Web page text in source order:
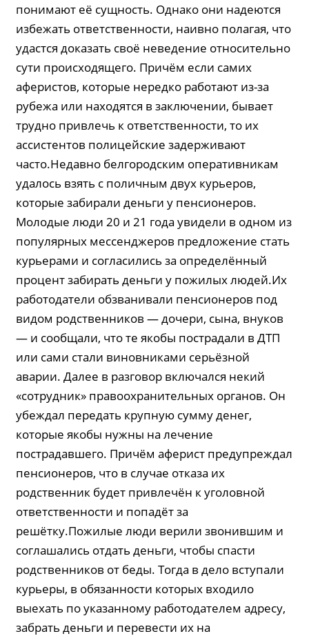
понимают её сущность. Однако они надеются
избежать ответственности, наивно полагая, что
удастся доказать своё неведение относительно
сути происходящего. Причём если самих
аферистов, которые нередко работают из-за
рубежа или находятся в заключении, бывает
трудно привлечь к ответственности, то их
ассистентов полицейские задерживают
часто.Недавно белгородским оперативникам
удалось взять с поличным двух курьеров,
которые забирали деньги у пенсионеров.
Молодые люди 20 и 21 года увидели в одном из
популярных мессенджеров предложение стать
курьерами и согласились за определённый
процент забирать деньги у пожилых людей.Их
работодатели обзванивали пенсионеров под
видом родственников — дочери, сына, внуков
— и сообщали, что те якобы пострадали в ДТП
или сами стали виновниками серьёзной
аварии. Далее в разговор включался некий
«сотрудник» правоохранительных органов. Он
убеждал передать крупную сумму денег,
которые якобы нужны на лечение
пострадавшего. Причём аферист предупреждал
пенсионеров, что в случае отказа их
родственник будет привлечён к уголовной
ответственности и попадёт за
решётку.Пожилые люди верили звонившим и
соглашались отдать деньги, чтобы спасти
родственников от беды. Тогда в дело вступали
курьеры, в обязанности которых входило
выехать по указанному работодателем адресу,
забрать деньги и перевести их на